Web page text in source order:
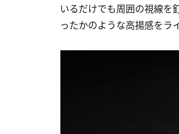
いるだけでも周囲の視線を
ったかのような高揚感をラ